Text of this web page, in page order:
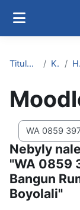
Titulní stránka Kurzy
Vyhledat kurzy
Nebyly
"WA 0859
Bangun
Boyolali"